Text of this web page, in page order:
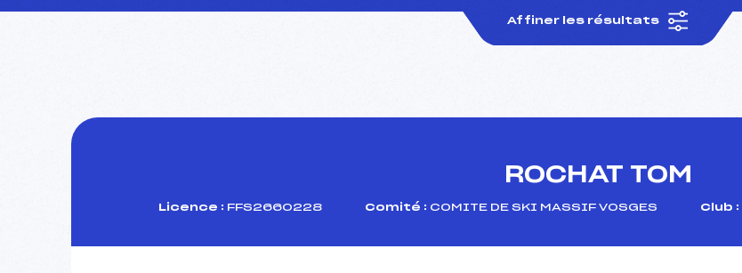
Affiner les résultats
ROCHAT TOM
Licence : FFS2660228 Comité : COMITE DE SKI MASSIF VOSGES Club :